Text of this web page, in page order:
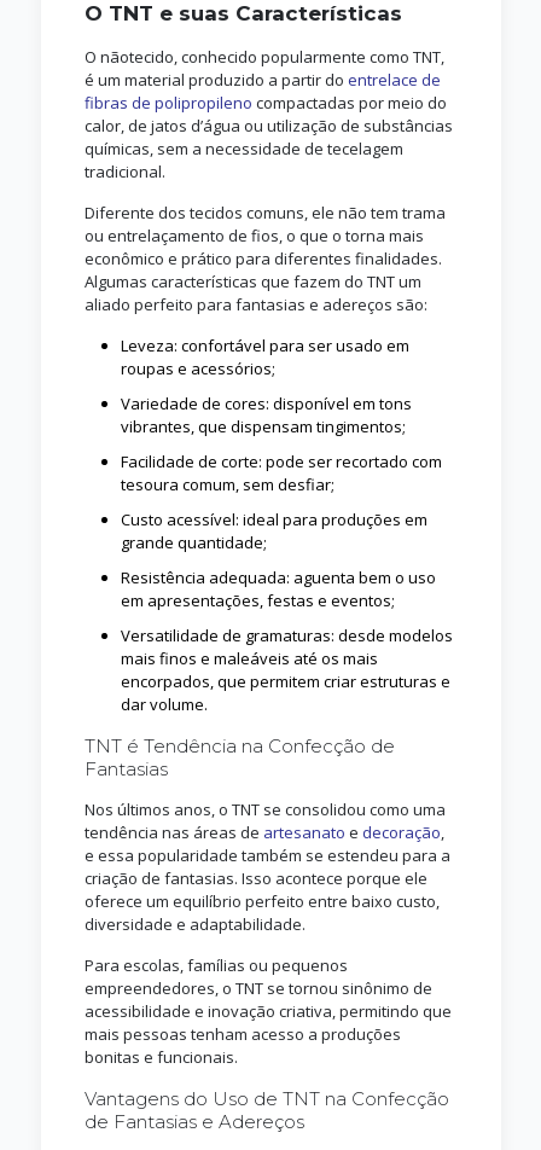
O TNT e suas Características
O nãotecido, conhecido popularmente como TNT,
é um material produzido a partir do entrelace de
fibras de polipropileno compactadas por meio do
calor, de jatos d’água ou utilização de substâncias
químicas, sem a necessidade de tecelagem
tradicional.
Diferente dos tecidos comuns, ele não tem trama
ou entrelaçamento de fios, o que o torna mais
econômico e prático para diferentes finalidades.
Algumas características que fazem do TNT um
aliado perfeito para fantasias e adereços são:
Leveza: confortável para ser usado em
roupas e acessórios;
Variedade de cores: disponível em tons
vibrantes, que dispensam tingimentos;
Facilidade de corte: pode ser recortado com
tesoura comum, sem desfiar;
Custo acessível: ideal para produções em
grande quantidade;
Resistência adequada: aguenta bem o uso
em apresentações, festas e eventos;
Versatilidade de gramaturas: desde modelos
mais finos e maleáveis até os mais
encorpados, que permitem criar estruturas e
dar volume.
TNT é Tendência na Confecção de
Fantasias
Nos últimos anos, o TNT se consolidou como uma
tendência nas áreas de artesanato e decoração,
e essa popularidade também se estendeu para a
criação de fantasias. Isso acontece porque ele
oferece um equilíbrio perfeito entre baixo custo,
diversidade e adaptabilidade.
Para escolas, famílias ou pequenos
empreendedores, o TNT se tornou sinônimo de
acessibilidade e inovação criativa, permitindo que
mais pessoas tenham acesso a produções
bonitas e funcionais.
Vantagens do Uso de TNT na Confecção
de Fantasias e Adereços